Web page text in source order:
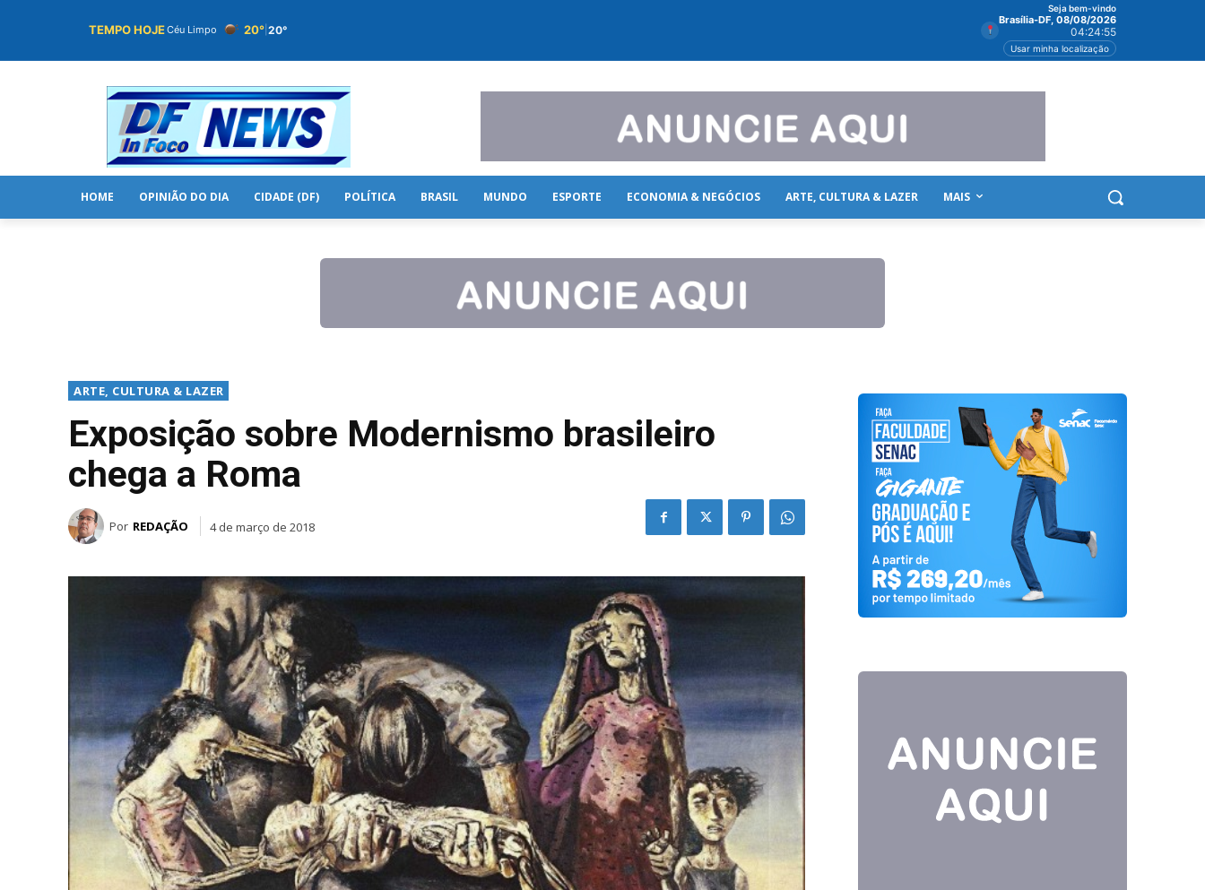
TEMPO HOJECéu Limpo 20° 20°
Seja bem-vindo
Brasília-DF, 08/08/2026
04:24:55
Usar minha localização
HOME OPINIÃO DO DIA CIDADE (DF) POLÍTICA BRASIL MUNDO ESPORTE ECONOMIA & NEGÓCIOS ARTE, CULTURA & LAZER MAIS
ARTE, CULTURA & LAZER
Exposição sobre Modernismo brasileiro
chega a Roma
Por REDAÇÃO 4 de março de 2018